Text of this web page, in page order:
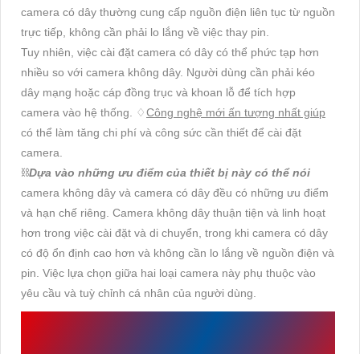
camera có dây thường cung cấp nguồn điện liên tục từ nguồn
trực tiếp, không cần phải lo lắng về việc thay pin.
Tuy nhiên, việc cài đặt camera có dây có thể phức tạp hơn
nhiều so với camera không dây. Người dùng cần phải kéo
dây mạng hoặc cáp đồng trục và khoan lỗ để tích hợp
camera vào hệ thống. ♢Công nghệ mới ấn tượng nhất giúp
có thể làm tăng chi phí và công sức cần thiết để cài đặt
camera.
⛓Dựa vào những ưu điểm của thiết bị này có thể nói
camera không dây và camera có dây đều có những ưu điểm
và hạn chế riêng. Camera không dây thuận tiện và linh hoạt
hơn trong việc cài đặt và di chuyển, trong khi camera có dây
có độ ổn định cao hơn và không cần lo lắng về nguồn điện và
pin. Việc lựa chọn giữa hai loại camera này phụ thuộc vào
yêu cầu và tuỳ chỉnh cá nhân của người dùng.